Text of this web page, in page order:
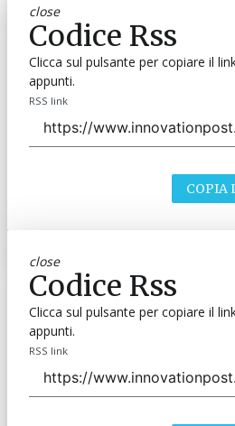
close
Codice Rss
Clicca sul pulsante per copiare il
appunti.
RSS link
COPIA
close
Codice Rss
Clicca sul pulsante per copiare il
appunti.
RSS link